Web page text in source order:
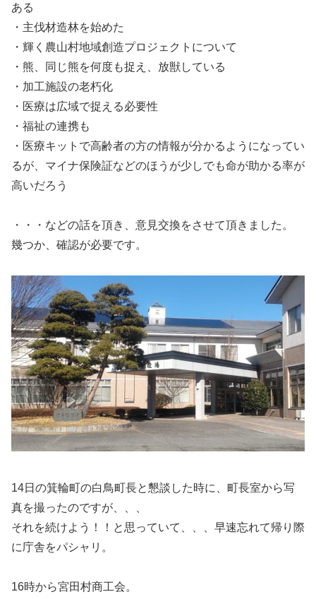
ある
・主伐材造林を始めた
・輝く農山村地域創造プロジェクトについて
・熊、同じ熊を何度も捉え、放獣している
・加工施設の老朽化
・医療は広域で捉える必要性
・福祉の連携も
・医療キットで高齢者の方の情報が分かるようになってい
るが、マイナ保険証などのほうが少しでも命が助かる率が
高いだろう
・・・などの話を頂き、意見交換をさせて頂きました。
幾つか、確認が必要です。
14日の箕輪町の白鳥町長と懇談した時に、町長室から写
真を撮ったのですが、、、
それを続けよう！！と思っていて、、、早速忘れて帰り際
に庁舎をパシャリ。
16時から宮田村商工会。